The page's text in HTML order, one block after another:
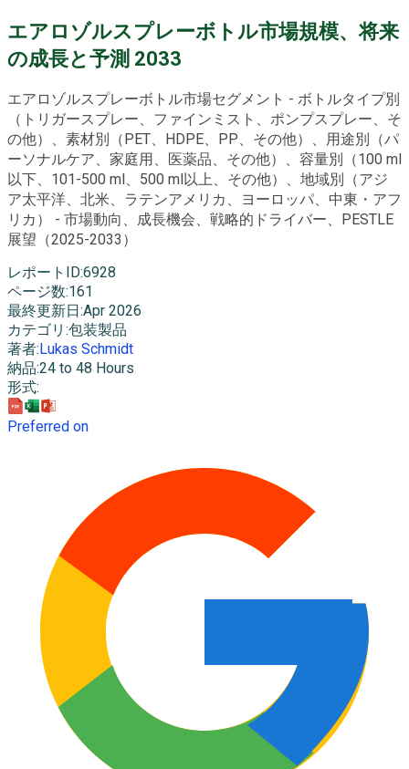
エアロゾルスプレーボトル市場規模、将来
の成長と予測 2033
エアロゾルスプレーボトル市場セグメント - ボトルタイプ別
（トリガースプレー、ファインミスト、ポンプスプレー、そ
の他）、素材別（PET、HDPE、PP、その他）、用途別（パ
ーソナルケア、家庭用、医薬品、その他）、容量別（100 ml
以下、101-500 ml、500 ml以上、その他）、地域別（アジ
ア太平洋、北米、ラテンアメリカ、ヨーロッパ、中東・アフ
リカ） - 市場動向、成長機会、戦略的ドライバー、PESTLE
展望（2025-2033）
レポートID:6928
ページ数:161
最終更新日 :Apr 2026
カテゴリ :包装製品
著者: Lukas Schmidt
納品:24 to 48 Hours
形式:
Preferred on